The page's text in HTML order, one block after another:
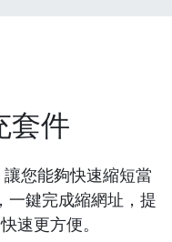
套件
您能夠快速縮短當
一鍵完成縮網址，提
速更方便。